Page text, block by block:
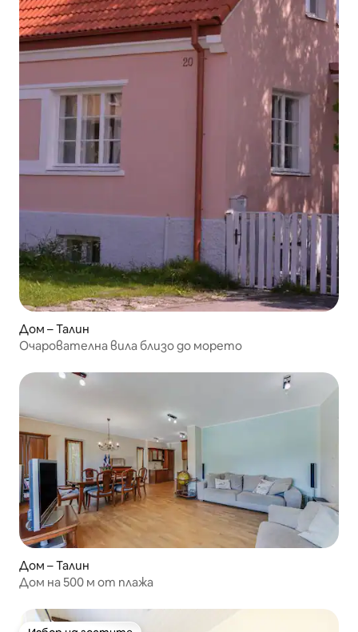
Дом – Талин
Очарователна вила близо до морето
Дом – Талин
Дом на 500 м от плажа